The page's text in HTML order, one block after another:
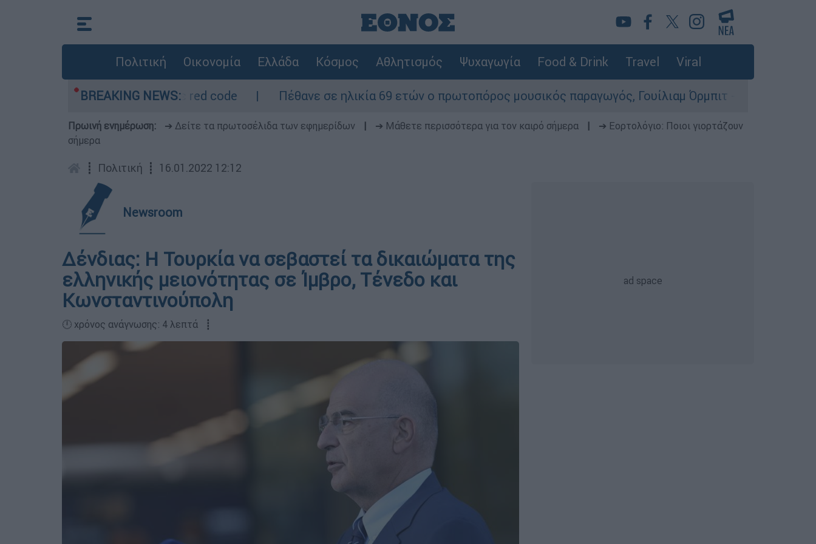
Πολιτική Οικονομία Ελλάδα Κόσμος Αθλητισμός Ψυχαγωγία Food & Drink Travel Viral
BREAKING NEWS:
- Οι περιοχές σε red code Πέθανε σε ηλικία 69 ετών ο πρωτοπόρος μουσικός παραγωγός, Γουίλιαμ Όρμπιτ - Η καθοριστική
Πρωινή ενημέρωση: ➔ Δείτε τα πρωτοσέλιδα των εφημερίδων ➔ Μάθετε περισσότερα για τον καιρό σήμερα
➔ Εορτολόγιο: Ποιοι γιορτάζουν
σήμερα
┋ Πολιτική ┋ 16.01.2022 12:12
Newsroom
Δένδιας: H Τουρκία να σεβαστεί τα δικαιώματα της
ελληνικής μειονότητας σε Ίμβρο, Τένεδο και
Κωνσταντινούπολη
🕛 χρόνος ανάγνωσης: 4 λεπτά ┋